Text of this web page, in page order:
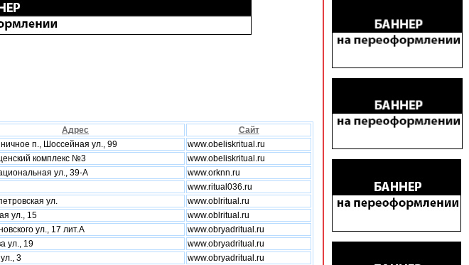
Адрес
Сайт
п., Шоссейная ул., 99
www.obeliskritual.ru
комплекс №3
www.obeliskritual.ru
ул., 39-А
www.orknn.ru
www.ritual036.ru
ул.
www.oblritual.ru
ул., 15
www.oblritual.ru
ул., 17 лит.А
www.obryadritual.ru
ул., 19
www.obryadritual.ru
3
www.obryadritual.ru